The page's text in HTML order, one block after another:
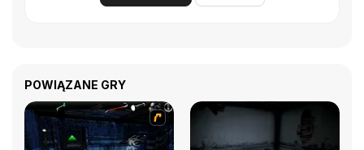
POWIĄZANE GRY